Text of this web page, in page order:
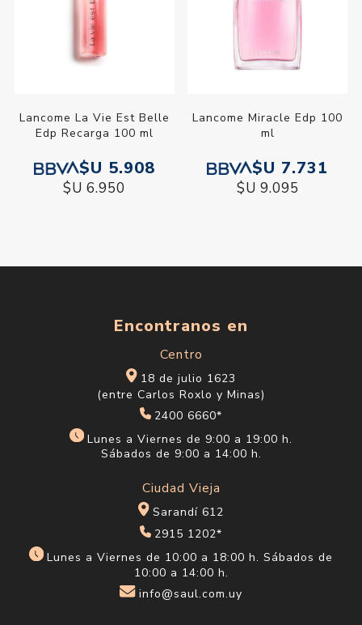
Lancome La Vie Est Belle
Edp Recarga 100 ml
$U 5.908
$U 6.950
Lancome Miracle Edp 100
ml
$U 7.731
$U 9.095
Encontranos en
Centro
18 de julio 1623
(entre Carlos Roxlo y Minas)
2400 6660*
Lunes a Viernes de 9:00 a 19:00 h.
Sábados de 9:00 a 14:00 h.
Ciudad Vieja
Sarandí 612
2915 1202*
Lunes a Viernes de 10:00 a 18:00 h. Sábados de
10:00 a 14:00 h.
info@saul.com.uy